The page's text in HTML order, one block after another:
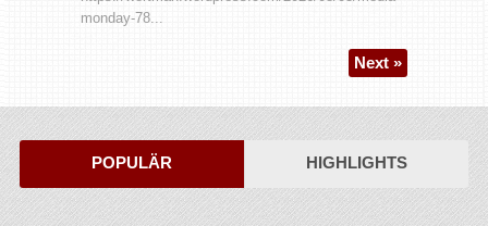
monday-78...
Next »
POPULÄR HIGHLIGHTS